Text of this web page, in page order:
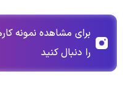
برای مشاهده نمونه
را دنبال کنید